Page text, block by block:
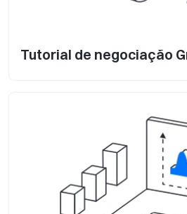
Tutorial de negociação